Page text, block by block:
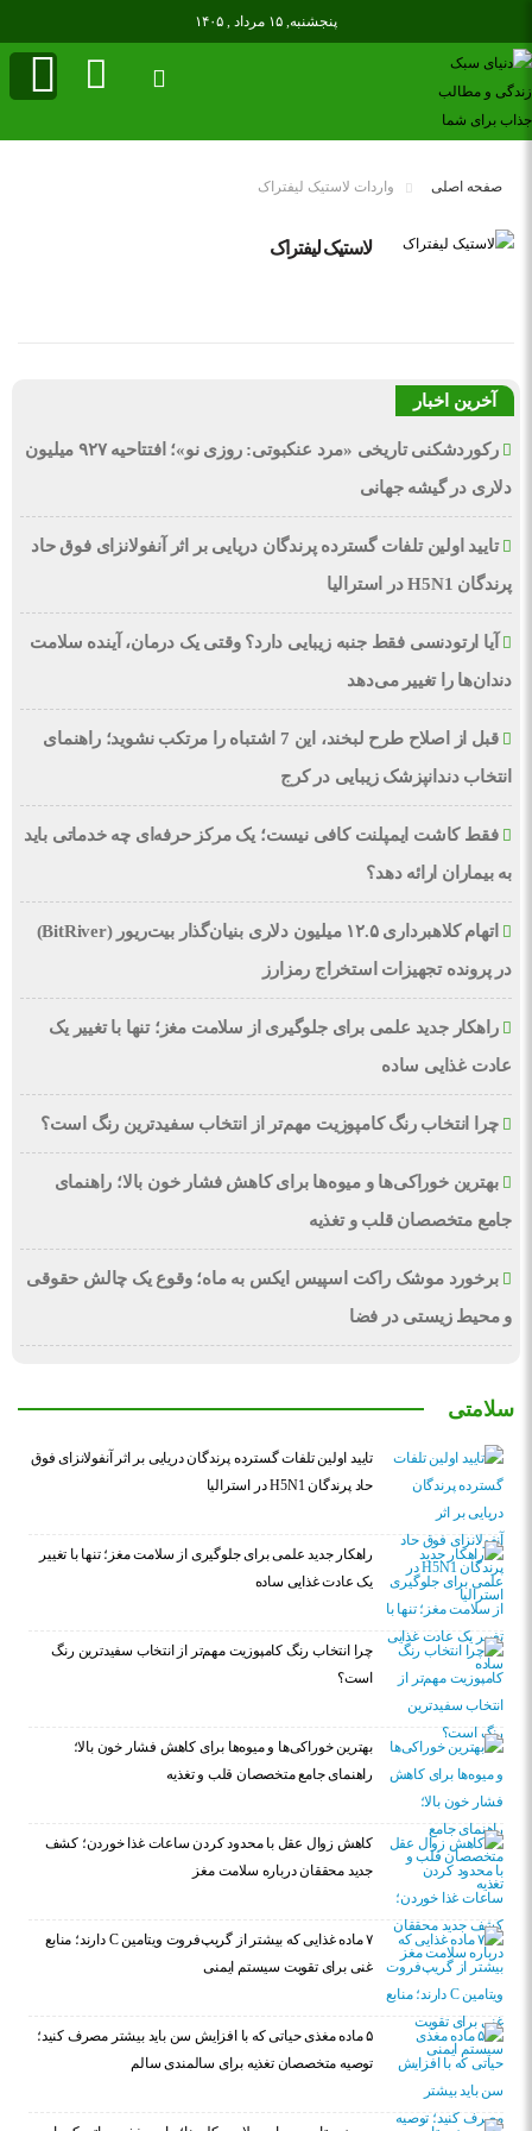
پنجشنبه, ۱۵ مرداد , ۱۴۰۵
صفحه اصلی واردات لاستیک لیفتراک
لاستیک لیفتراک
آخرین اخبار
رکوردشکنی تاریخی «مرد عنکبوتی: روزی نو»؛ افتتاحیه ۹۲۷ میلیون
دلاری در گیشه جهانی
تایید اولین تلفات گسترده پرندگان دریایی بر اثر آنفولانزای فوق حاد
پرندگان H5N1 در استرالیا
آیا ارتودنسی فقط جنبه زیبایی دارد؟ وقتی یک درمان، آینده سلامت
دندان‌ها را تغییر می‌دهد
قبل از اصلاح طرح لبخند، این 7 اشتباه را مرتکب نشوید؛ راهنمای
انتخاب دندانپزشک زیبایی در کرج
فقط کاشت ایمپلنت کافی نیست؛ یک مرکز حرفه‌ای چه خدماتی باید
به بیماران ارائه دهد؟
اتهام کلاهبرداری ۱۲.۵ میلیون دلاری بنیان‌گذار بیت‌ریور (BitRiver)
در پرونده تجهیزات استخراج رمزارز
راهکار جدید علمی برای جلوگیری از سلامت مغز؛ تنها با تغییر یک
عادت غذایی ساده
چرا انتخاب رنگ کامپوزیت مهم‌تر از انتخاب سفیدترین رنگ است؟
بهترین خوراکی‌ها و میوه‌ها برای کاهش فشار خون بالا؛ راهنمای
جامع متخصصان قلب و تغذیه
برخورد موشک راکت اسپیس ایکس به ماه؛ وقوع یک چالش حقوقی
و محیط زیستی در فضا
سلامتی
تایید اولین تلفات گسترده پرندگان دریایی بر اثر آنفولانزای فوق
حاد پرندگان H5N1 در استرالیا
راهکار جدید علمی برای جلوگیری از سلامت مغز؛ تنها با تغییر
یک عادت غذایی ساده
چرا انتخاب رنگ کامپوزیت مهم‌تر از انتخاب سفیدترین رنگ
است؟
بهترین خوراکی‌ها و میوه‌ها برای کاهش فشار خون بالا؛
راهنمای جامع متخصصان قلب و تغذیه
کاهش زوال عقل با محدود کردن ساعات غذا خوردن؛ کشف
جدید محققان درباره سلامت مغز
۷ ماده غذایی که بیشتر از گریپ‌فروت ویتامین C دارند؛ منابع
غنی برای تقویت سیستم ایمنی
۵ ماده مغذی حیاتی که با افزایش سن باید بیشتر مصرف کنید؛
توصیه متخصصان تغذیه برای سالمندی سالم